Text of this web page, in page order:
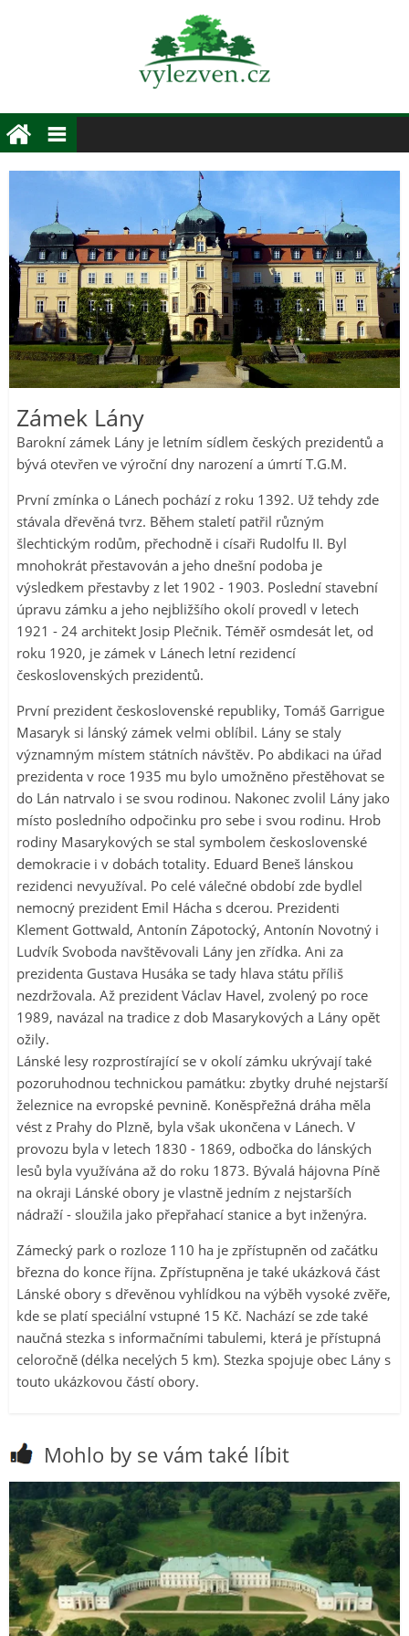
Zámek Lány
Barokní zámek Lány je letním sídlem českých prezidentů a
bývá otevřen ve výroční dny narození a úmrtí T.G.M.
První zmínka o Lánech pochází z roku 1392. Už tehdy zde
stávala dřevěná tvrz. Během staletí patřil různým
šlechtickým rodům, přechodně i císaři Rudolfu II. Byl
mnohokrát přestavován a jeho dnešní podoba je
výsledkem přestavby z let 1902 - 1903. Poslední stavební
úpravu zámku a jeho nejbližšího okolí provedl v letech
1921 - 24 architekt Josip Plečnik. Téměř osmdesát let, od
roku 1920, je zámek v Lánech letní rezidencí
československých prezidentů.
První prezident československé republiky, Tomáš Garrigue
Masaryk si lánský zámek velmi oblíbil. Lány se staly
významným místem státních návštěv. Po abdikaci na úřad
prezidenta v roce 1935 mu bylo umožněno přestěhovat se
do Lán natrvalo i se svou rodinou. Nakonec zvolil Lány jako
místo posledního odpočinku pro sebe i svou rodinu. Hrob
rodiny Masarykových se stal symbolem československé
demokracie i v dobách totality. Eduard Beneš lánskou
rezidenci nevyužíval. Po celé válečné období zde bydlel
nemocný prezident Emil Hácha s dcerou. Prezidenti
Klement Gottwald, Antonín Zápotocký, Antonín Novotný i
Ludvík Svoboda navštěvovali Lány jen zřídka. Ani za
prezidenta Gustava Husáka se tady hlava státu příliš
nezdržovala. Až prezident Václav Havel, zvolený po roce
1989, navázal na tradice z dob Masarykových a Lány opět
ožily.
Lánské lesy rozprostírající se v okolí zámku ukrývají také
pozoruhodnou technickou památku: zbytky druhé nejstarší
železnice na evropské pevnině. Koněspřežná dráha měla
vést z Prahy do Plzně, byla však ukončena v Lánech. V
provozu byla v letech 1830 - 1869, odbočka do lánských
lesů byla využívána až do roku 1873. Bývalá hájovna Píně
na okraji Lánské obory je vlastně jedním z nejstarších
nádraží - sloužila jako přepřahací stanice a byt inženýra.
Zámecký park o rozloze 110 ha je zpřístupněn od začátku
března do konce října. Zpřístupněna je také ukázková část
Lánské obory s dřevěnou vyhlídkou na výběh vysoké zvěře,
kde se platí speciální vstupné 15 Kč. Nachází se zde také
naučná stezka s informačními tabulemi, která je přístupná
celoročně (délka necelých 5 km). Stezka spojuje obec Lány s
touto ukázkovou částí obory.
Mohlo by se vám také líbit